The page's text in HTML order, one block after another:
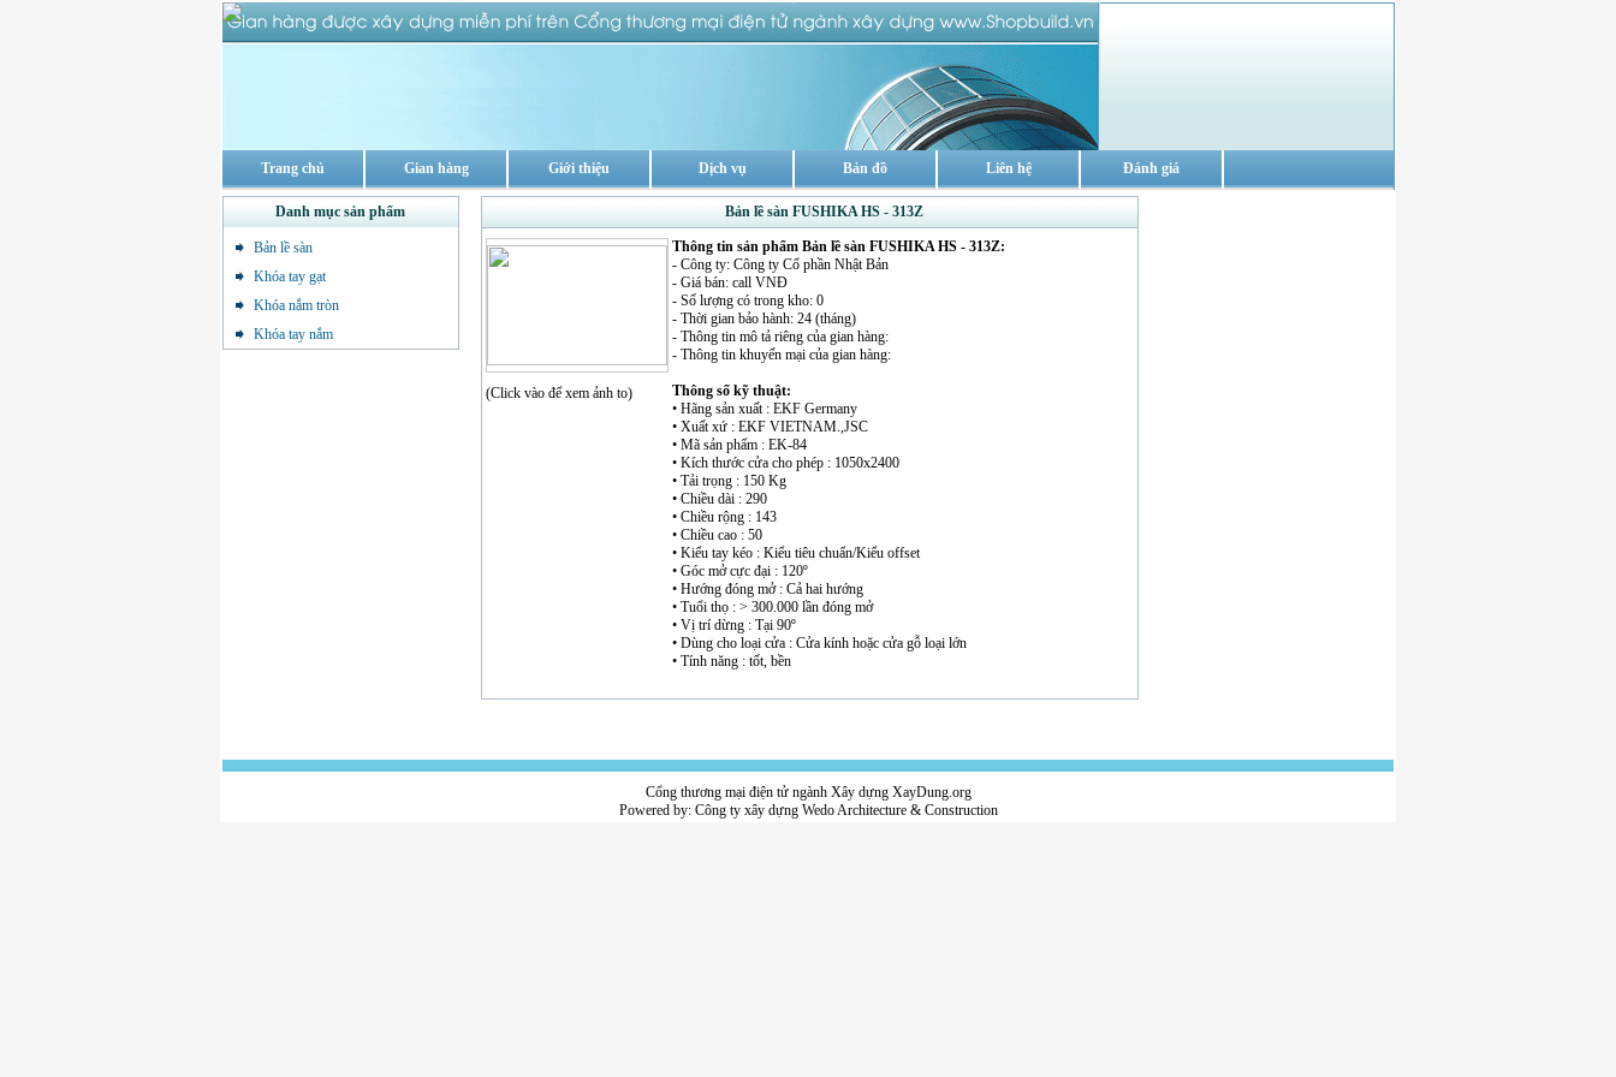
Trang chủ Gian hàng Giới thiệu Dịch vụ Bản đồ Liên hệ Đánh giá
Danh mục sản phẩm
Bản lề sàn
Khóa tay gạt
Khóa nắm tròn
Khóa tay nắm
Bản lề sàn FUSHIKA HS - 313Z
(Click vào để xem ảnh to)
Thông tin sản phẩm Bản lề sàn FUSHIKA HS - 313Z:
- Công ty: Công ty Cổ phần Nhật Bản
- Giá bán: call VNĐ
- Số lượng có trong kho: 0
- Thời gian bảo hành: 24 (tháng)
- Thông tin mô tả riêng của gian hàng:
- Thông tin khuyến mại của gian hàng:
Thông số kỹ thuật:
• Hãng sản xuất : EKF Germany
• Xuất xứ : EKF VIETNAM.,JSC
• Mã sản phẩm : EK-84
• Kích thước cửa cho phép : 1050x2400
• Tải trọng : 150 Kg
• Chiều dài : 290
• Chiều rộng : 143
• Chiều cao : 50
• Kiểu tay kéo : Kiểu tiêu chuẩn/Kiểu offset
• Góc mở cực đại : 120º
• Hướng đóng mở : Cả hai hướng
• Tuổi thọ : > 300.000 lần đóng mở
• Vị trí dừng : Tại 90º
• Dùng cho loại cửa : Cửa kính hoặc cửa gỗ loại lớn
• Tính năng : tốt, bền
Cổng thương mại điện tử ngành Xây dựng XayDung.org
Powered by: Công ty xây dựngWedo Architecture & Construction